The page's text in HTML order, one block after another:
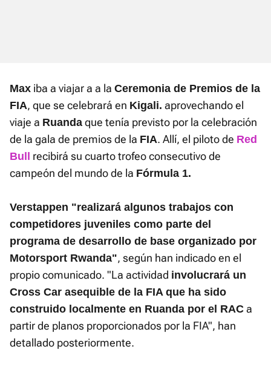
Max iba a viajar a a la Ceremonia de Premios de la
FIA, que se celebrará en Kigali. aprovechando el
viaje a Ruanda que tenía previsto por la celebración
de la gala de premios de la FIA. Allí, el piloto de Red
Bull
recibirá su cuarto trofeo consecutivo de
campeón del mundo de la Fórmula 1.
Verstappen "realizará algunos trabajos con
competidores juveniles como parte del
programa de desarrollo de base organizado por
Motorsport Rwanda", según han indicado en el
propio comunicado. "La actividad involucrará un
Cross Car asequible de la FIA que ha sido
construido localmente en Ruanda por el RAC a
partir de planos proporcionados por la FIA", han
detallado posteriormente.